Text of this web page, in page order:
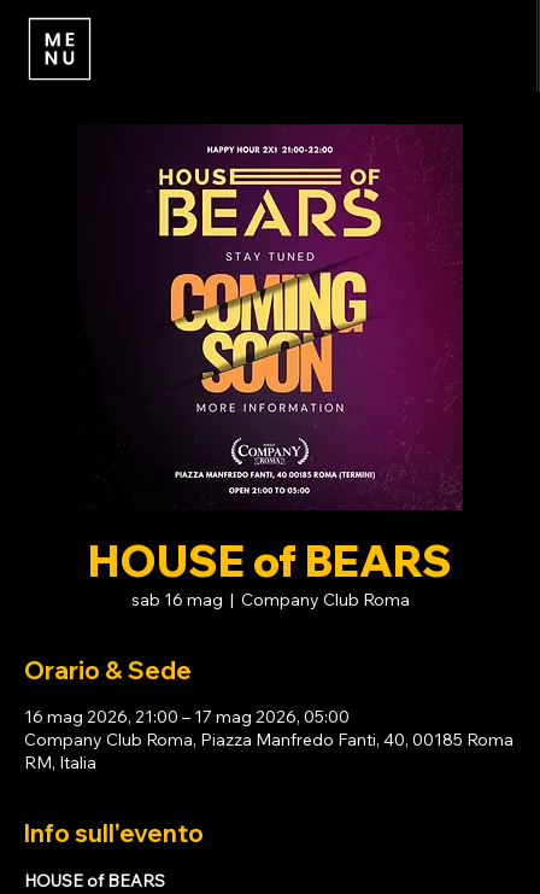
HOUSE of BEARS
sab 16 mag
  |
Company Club Roma
Orario & Sede
16 mag 2026, 21:00 – 17 mag 2026, 05:00
Company Club Roma, Piazza Manfredo Fanti, 40, 00185 Roma
RM, Italia
Info sull'evento
HOUSE of BEARS